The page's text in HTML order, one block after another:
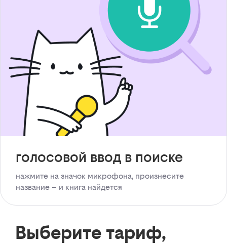
голосовой ввод в поиске
нажмите на значок микрофона, произнесите
название – и книга найдется
Выберите тариф,